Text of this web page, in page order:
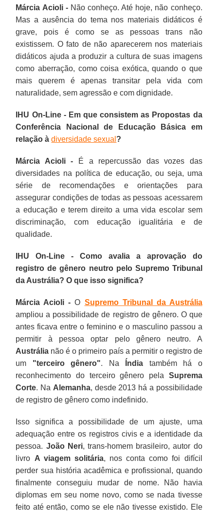
Márcia Acioli -Não conheço. Até hoje, não conheço.
Mas a ausência do tema nos materiais didáticos é
grave, pois é como se as pessoas trans não
existissem. O fato de não aparecerem nos materiais
didáticos ajuda a produzir a cultura de suas imagens
como aberração, como coisa exótica, quando o que
mais querem é apenas transitar pela vida com
naturalidade, sem agressão e com dignidade.
IHU On-Line - Em que consistem as Propostas da
Conferência Nacional de Educação Básica em
relação àdiversidade sexual ?
Márcia Acioli - É a repercussão das vozes das
diversidades na política de educação, ou seja, uma
série de recomendações e orientações para
assegurar condições de todas as pessoas acessarem
a educação e terem direito a uma vida escolar sem
discriminação, com educação igualitária e de
qualidade.
IHU On-Line - Como avalia a aprovação do
registro de gênero neutro pelo Supremo Tribunal
da Austrália? O que isso significa?
Márcia Acioli - O Supremo Tribunal da Austrália
ampliou a possibilidade de registro de gênero. O que
antes ficava entre o feminino e o masculino passou a
permitir à pessoa optar pelo gênero neutro. A
Austrália não é o primeiro país a permitir o registro de
um "terceiro gênero". Na Índia também há o
reconhecimento do terceiro gênero pela Suprema
Corte. Na Alemanha, desde 2013 há a possibilidade
de registro de gênero como indefinido.
Isso significa a possibilidade de um ajuste, uma
adequação entre os registros civis e a identidade da
pessoa. João Neri, trans-homem brasileiro, autor do
livro A viagem solitária, nos conta como foi difícil
perder sua história acadêmica e profissional, quando
finalmente conseguiu mudar de nome. Não havia
diplomas em seu nome novo, como se nada tivesse
feito até então, como se ele não tivesse existido. Ele